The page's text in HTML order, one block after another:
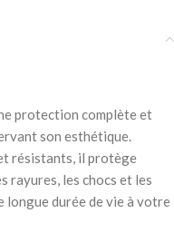
protection complète et
son esthétique.
résistants, il protège
rayures, les chocs et les
longue durée de vie à votre